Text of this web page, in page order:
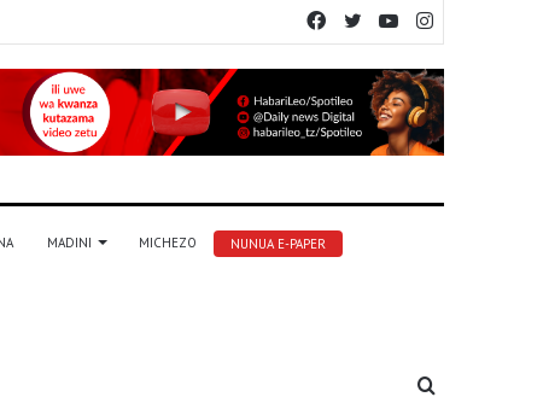
YouTube
Twitter
Facebook
MADINI MICHEZO NUNUA E-PAPER
Tafuta